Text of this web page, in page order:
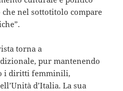
nel sottotitolo compare
torna a
pur mantenendo
i diritti femminili,
d’Italia. La sua